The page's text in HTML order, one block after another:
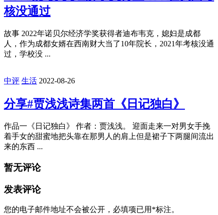
双十一打八折活动机场
“dgy618”，所有套餐可以打八折，分享给有需要的铜学，有需